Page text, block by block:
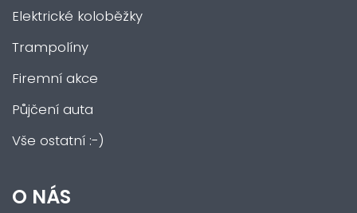
Elektrické koloběžky
Trampolíny
Firemní akce
Půjčení auta
Vše ostatní :-)
O NÁS